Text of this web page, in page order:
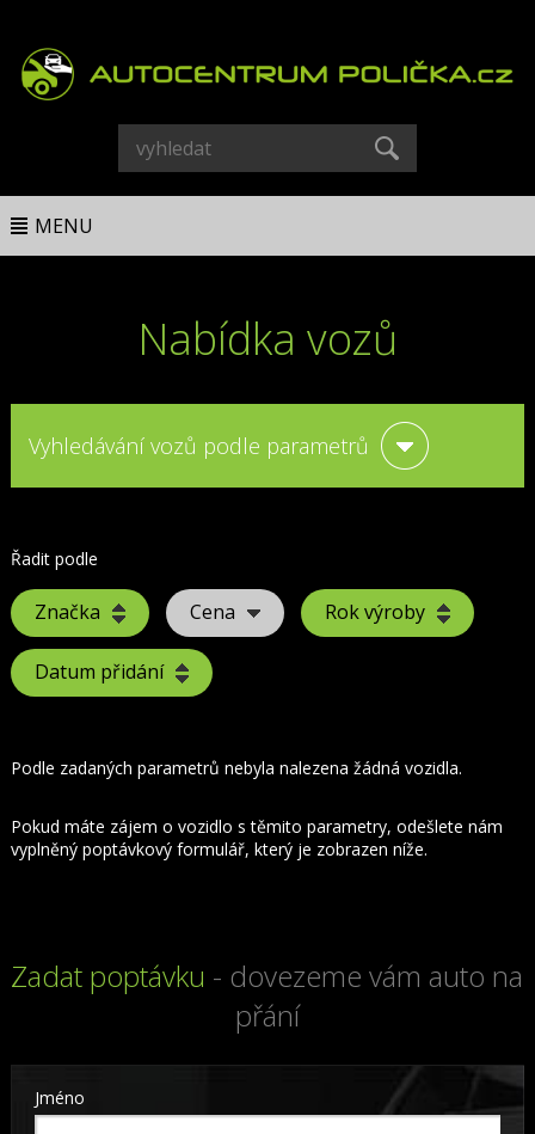
MENU
Nabídka vozů
Vyhledávání vozů podle parametrů
Řadit podle
Značka Cena Rok výroby
Datum přidání
Podle zadaných parametrů nebyla nalezena žádná vozidla.
Pokud máte zájem o vozidlo s těmito parametry, odešlete nám
vyplněný poptávkový formulář, který je zobrazen níže.
Zadat poptávku - dovezeme vám auto na
přání
Jméno